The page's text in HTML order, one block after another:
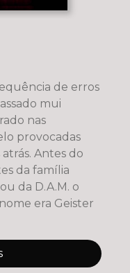
de erros
mui
nas
provocadas
do
da família
da D.A.M. o
era Geister